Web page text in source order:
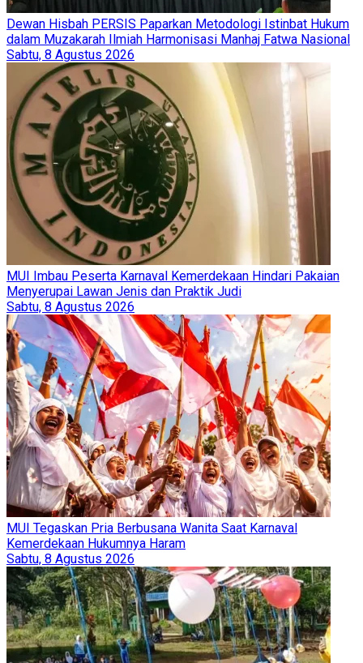
Dewan Hisbah PERSIS Paparkan Metodologi Istinbat Hukum
dalam Muzakarah Ilmiah Harmonisasi Manhaj Fatwa Nasional
Sabtu, 8 Agustus 2026
MUI Imbau Peserta Karnaval Kemerdekaan Hindari Pakaian
Menyerupai Lawan Jenis dan Praktik Judi
Sabtu, 8 Agustus 2026
MUI Tegaskan Pria Berbusana Wanita Saat Karnaval
Kemerdekaan Hukumnya Haram
Sabtu, 8 Agustus 2026